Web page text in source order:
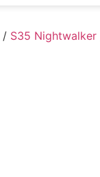
/ S35 Nightwalker